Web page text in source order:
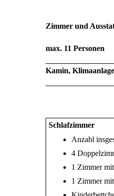
Zimmer und
max. 11 Personen
Kamin, Klimaanlage
Schlafzimmer
Anzahl
4
1 Zimmer
1 Zimmer